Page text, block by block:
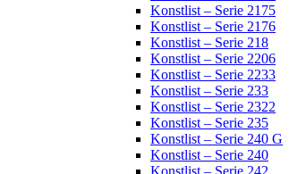
Konstlist – Serie 2175
Konstlist – Serie 2176
Konstlist – Serie 218
Konstlist – Serie 2206
Konstlist – Serie 2233
Konstlist – Serie 233
Konstlist – Serie 2322
Konstlist – Serie 235
Konstlist – Serie 240 G
Konstlist – Serie 240
Konstlist – Serie 242